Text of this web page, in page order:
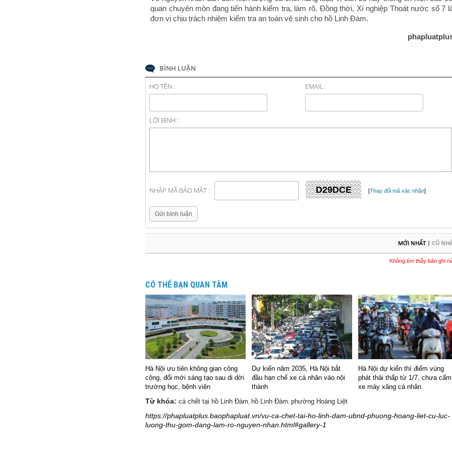
quan chuyên môn đang tiến hành kiểm tra, làm rõ. Đồng thời, Xí nghiệp Thoát nước số 7
đơn vị chịu trách nhiệm kiểm tra an toàn vệ sinh cho hồ Linh Đàm.
BÌNH LUẬN
HỌ TÊN :
EMAIL :
LỜI BÌNH :
NHẬP MÃ BẢO MẬT : [Thay đổi mã xác nhận]
Gửi bình luận
MỚI NHẤT| CŨ
Không tìm thấy bản ghi
CÓ THỂ BẠN QUAN TÂM
Hà Nội ưu tiên không gian công
cộng, đổi mới sáng tạo sau di dời
trường học, bệnh viện
Dự kiến năm 2035, Hà Nội bắt
đầu hạn chế xe cá nhân vào nội
thành
Hà Nội dự kiến thí điểm vùng
phát thải thấp từ 1/7, chưa cấm
xe máy xăng cá nhân
Từ khóa: cá chết tại hồ Linh Đàm, hồ Linh Đàm, phường Hoàng Liệt
https://phapluatplus.baophapluat.vn/vu-ca-chet-tai-ho-linh-dam-ubnd-phuong-hoang-liet-cu-luc-
luong-thu-gom-dang-lam-ro-nguyen-nhan.html#gallery-1